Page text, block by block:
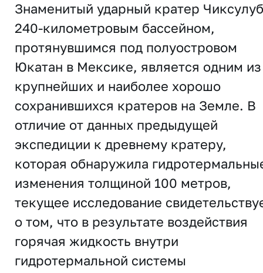
Знаменитый ударный кратер
240-километровым бассейном,
протянувшимся под полуостровом
Юкатан в Мексике, является одним из
крупнейших и наиболее хорошо
сохранившихся кратеров на Земле. В
отличие от данных предыдущей
экспедиции к древнему кратеру,
которая обнаружила
изменения толщиной 100 метров,
текущее исследование
о том, что в результате воздействия
горячая жидкость внутри
гидротермальной системы